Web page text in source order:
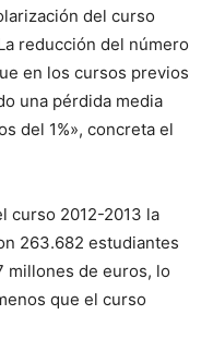
del curso
reducción del número
en los cursos previos
una pérdida media
del 1%», concreta el
curso 2012-2013 la
263.682 estudiantes
millones de euros, lo
que el curso